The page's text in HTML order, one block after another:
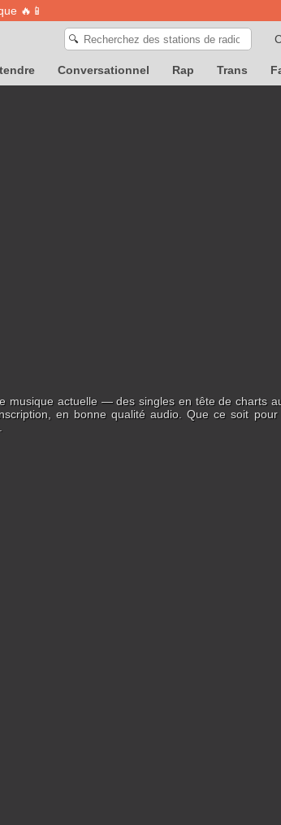
🔥📱
🔍
Conversationnel Rap Trans
musique actuelle — des singles en tête de charts
en bonne qualité audio. Que ce soit